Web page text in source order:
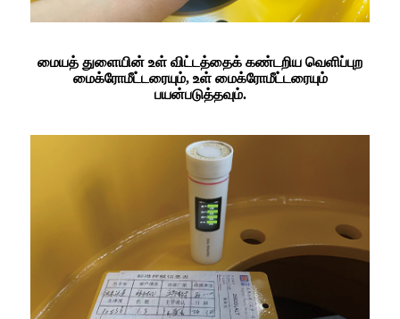
மையத் துளையின் உள் விட்டத்தைக் கண்டறிய வெளிப்புற
மைக்ரோமீட்டரையும், உள் மைக்ரோமீட்டரையும்
பயன்படுத்தவும்.